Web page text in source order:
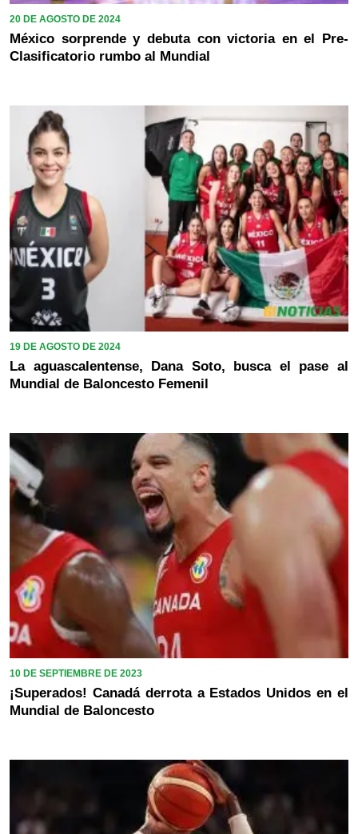
20 DE AGOSTO DE 2024
México sorprende y debuta con victoria en el Pre-
Clasificatorio rumbo al Mundial
19 DE AGOSTO DE 2024
La aguascalentense, Dana Soto, busca el pase al
Mundial de Baloncesto Femenil
10 DE SEPTIEMBRE DE 2023
¡Superados! Canadá derrota a Estados Unidos en el
Mundial de Baloncesto